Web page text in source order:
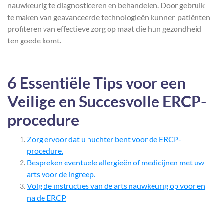
nauwkeurig te diagnosticeren en behandelen. Door gebruik
te maken van geavanceerde technologieën kunnen patiënten
profiteren van effectieve zorg op maat die hun gezondheid
ten goede komt.
6 Essentiële Tips voor een
Veilige en Succesvolle ERCP-
procedure
Zorg ervoor dat u nuchter bent voor de ERCP-
procedure.
Bespreken eventuele allergieën of medicijnen met uw
arts voor de ingreep.
Volg de instructies van de arts nauwkeurig op voor en
na de ERCP.